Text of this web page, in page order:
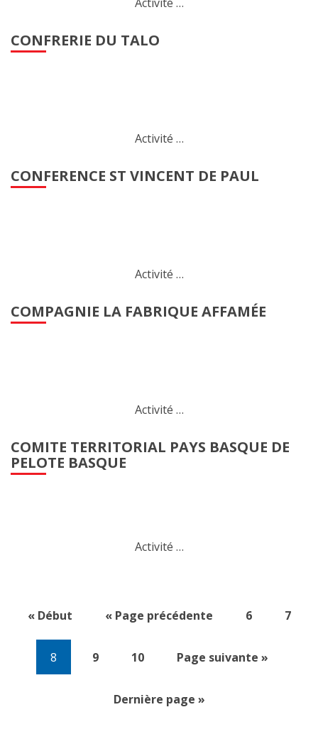
CONFRERIE DU TALO
Activité …
CONFERENCE ST VINCENT DE PAUL
Activité …
COMPAGNIE LA FABRIQUE AFFAMÉE
Activité …
COMITE TERRITORIAL PAYS BASQUE DE
PELOTE BASQUE
Activité …
« Début « Page précédente 6 7
8 9 10 Page suivante »
Dernière page »